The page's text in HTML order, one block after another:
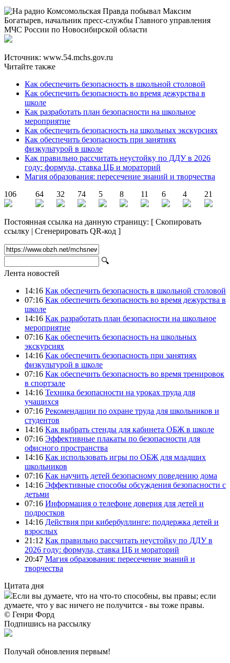
Источник: www.54.mchs.gov.ru
Читайте также
Как обеспечить безопасность в школьной столовой
Как обеспечить безопасность во время дежурства в
школе
Как разработать план безопасности на школьное
мероприятие
Как обеспечить безопасность на школьных экскурсиях
Как обеспечить безопасность при занятиях
физкультурой в школе
Как правильно рассчитать неустойку по ДДУ в 2026
году: формула, ставка ЦБ и мораторий
Магия образования: пересечение знаний и творчества
106
64 32 74 5 8 11 6 4 21
Постоянная ссылка на данную страницу: [ Скопировать
ссылку | Сгенерировать QR-код ]
🔍
Лента новостей
14:16 Как обеспечить безопасность в школьной столовой
07:16 Как обеспечить безопасность во время дежурства в
школе
14:16 Как разработать план безопасности на школьное
мероприятие
07:16 Как обеспечить безопасность на школьных
экскурсиях
14:16 Как обеспечить безопасность при занятиях
физкультурой в школе
07:16 Как обеспечить безопасность во время тренировок
в спортзале
14:16 Техника безопасности на уроках труда для
учащихся
07:16 Рекомендации по охране труда для школьников и
студентов
14:16 Как выбрать стенды для кабинета ОБЖ в школе
07:16 Эффективные плакаты по безопасности для
офисного пространства
14:16 Как использовать игры по ОБЖ для младших
школьников
07:16 Как научить детей безопасному поведению дома
14:16 Эффективные способы обсуждения безопасности с
детьми
07:16 Информация о телефоне доверия для детей и
подростков
14:16 Действия при кибербуллинге: поддержка детей и
взрослых
21:12 Как правильно рассчитать неустойку по ДДУ в
2026 году: формула, ставка ЦБ и мораторий
20:47 Магия образования: пересечение знаний и
творчества
Цитата дня
Если вы думаете, что на что-то способны, вы правы; если
думаете, что у вас ничего не получится - вы тоже правы.
© Генри Форд
Подпишись на рассылку
Получай обновления первым!